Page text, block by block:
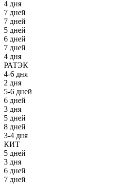
4 дня
7 дней
7 дней
5 дней
6 дней
7 дней
4 дня
РАТЭК
4-6 дня
2 дня
5-6 дней
6 дней
3 дня
5 дней
8 дней
3-4 дня
КИТ
5 дней
3 дня
6 дней
7 дней